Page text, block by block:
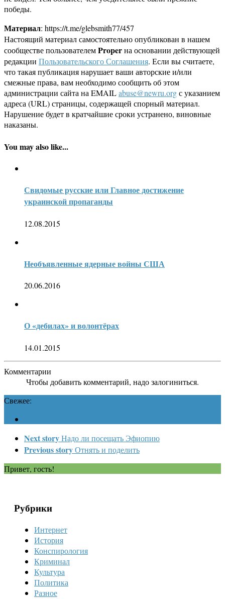
победы.
Материал: https://t.me/glebsmith77/457
Настоящий материал самостоятельно опубликован в нашем
сообществе пользователемProperна основании действующей
редакции Пользовательского Соглашения. Если вы считаете,
что такая публикация нарушает ваши авторские и/или
смежные права, вам необходимо сообщить об этом
администрации сайта на EMAILabuse@newru.orgс указанием
адреса (URL) страницы, содержащей спорный материал.
Нарушение будет в кратчайшие сроки устранено, виновные
наказаны.
You may also like...
Свидомые русские или Главное достижение
украинской пропаганды
12.08.2015
Необъявленные ядерные войны США
20.06.2016
О «дебилах» и волонтёрах
14.01.2015
Комментарии
Чтобы добавить комментарий, надо залогиниться.
Свежее:
Next storyНадо ли посещать Эфиопию
Previous storyОтнять и поделить
Привет, гость!
Рубрики
Интернет
История
Конспирология
Криминал
Культура
Политика
Разное